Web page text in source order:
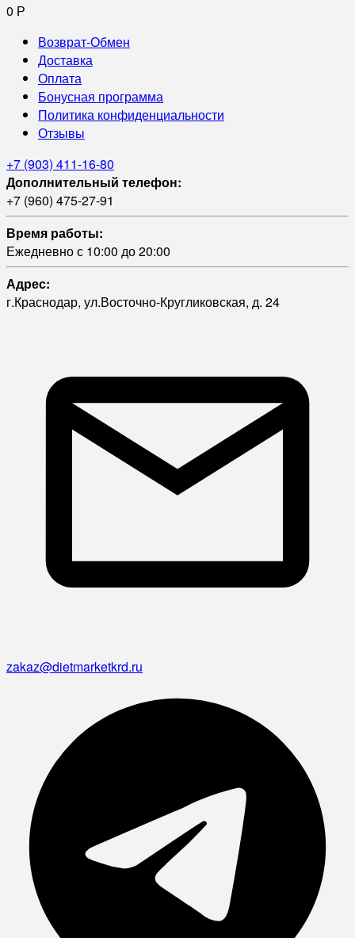
0 Р
Возврат-Обмен
Доставка
Оплата
Бонусная программа
Политика конфиденциальности
Отзывы
+7 (903) 411-16-80
Дополнительный телефон:
+7 (960) 475-27-91
Время работы:
Ежедневно с 10:00 до 20:00
Адрес:
г.Краснодар, ул.Восточно-Кругликовская, д. 24
zakaz@dietmarketkrd.ru